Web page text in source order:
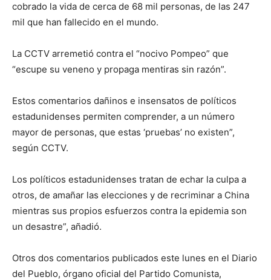
cobrado la vida de cerca de 68 mil personas, de las 247
mil que han fallecido en el mundo.
La CCTV arremetió contra el “nocivo Pompeo” que
“escupe su veneno y propaga mentiras sin razón”.
Estos comentarios dañinos e insensatos de políticos
estadunidenses permiten comprender, a un número
mayor de personas, que estas ‘pruebas’ no existen”,
según CCTV.
Los políticos estadunidenses tratan de echar la culpa a
otros, de amañar las elecciones y de recriminar a China
mientras sus propios esfuerzos contra la epidemia son
un desastre”, añadió.
Otros dos comentarios publicados este lunes en el Diario
del Pueblo, órgano oficial del Partido Comunista,